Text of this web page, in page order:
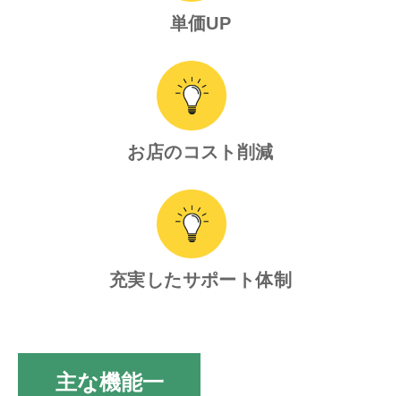
単価UP
お店のコスト削減
充実したサポート体制
主な機能一